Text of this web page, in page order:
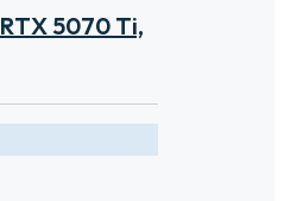
RTX 5070 Ti,